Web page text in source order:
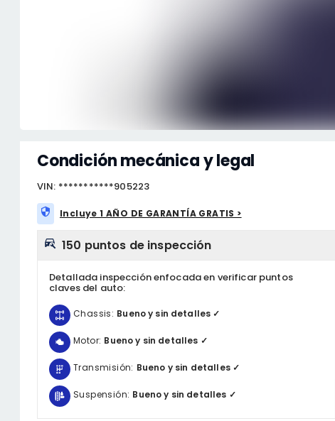
Condición mecánica y legal
VIN: ***********905223
Incluye 1 AÑO DE GARANTÍA GRATIS >
150 puntos de inspección
Detallada inspección enfocada en verificar puntos
claves del auto:
Chassis: Bueno y sin detalles ✓
Motor: Bueno y sin detalles ✓
Transmisión: Bueno y sin detalles ✓
Suspensión: Bueno y sin detalles ✓